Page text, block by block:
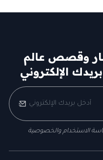
وقصص عالم
الإلكتروني
الاستخدام والخصوصية